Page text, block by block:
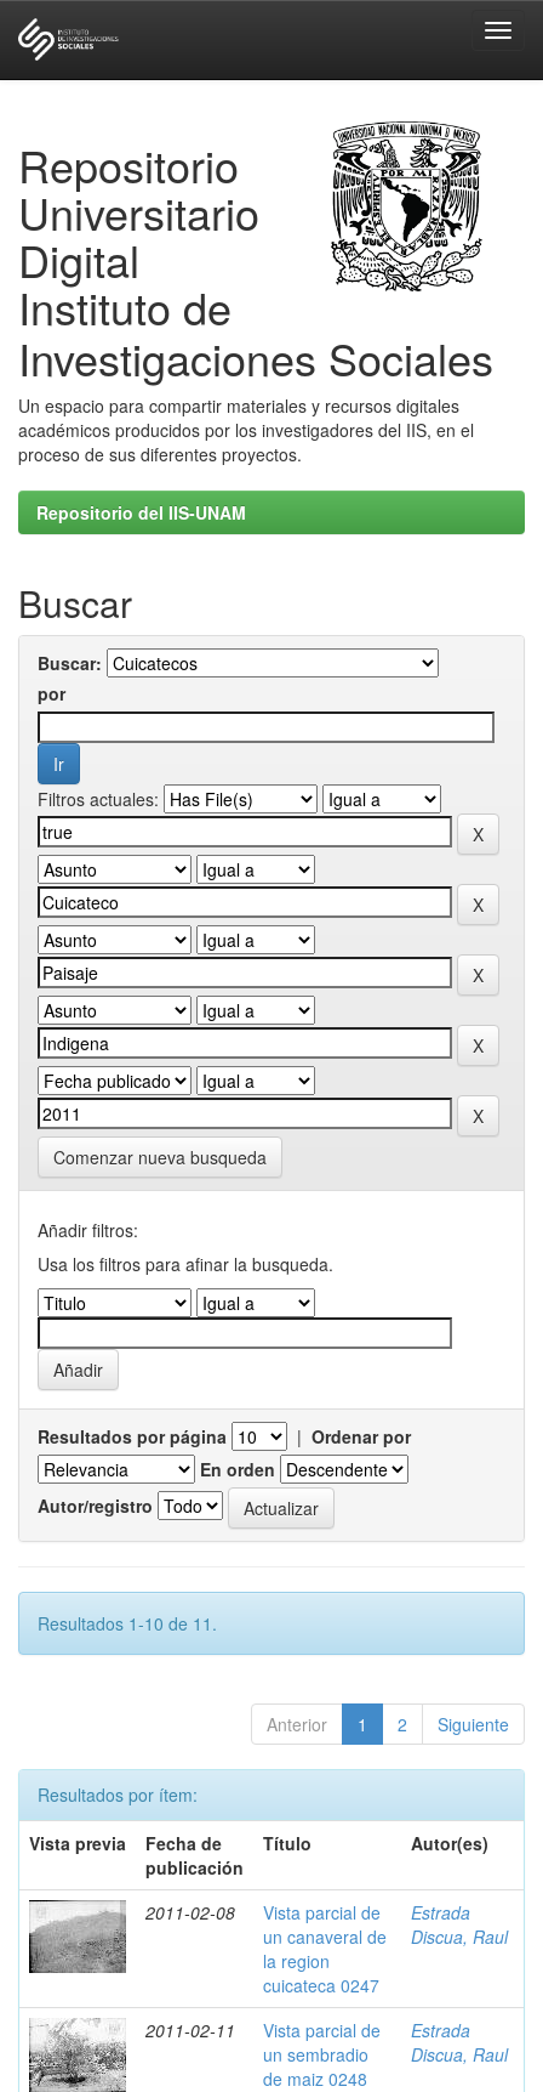
Repositorio
Universitario
Digital
Instituto de
Investigaciones Sociales
Un espacio para compartir materiales y recursos digitales
académicos producidos por los investigadores del IIS, en el
proceso de sus diferentes proyectos.
Repositorio del IIS-UNAM
Buscar
Buscar:
por
Filtros actuales:
Comenzar nueva busqueda
Añadir filtros:
Usa los filtros para afinar la busqueda.
Resultados por página | Ordenar por
En orden
Autor/registro
Resultados 1-10 de 11.
Anterior 1 2 Siguiente
Resultados por ítem:
Vista previa
Fecha de
publicación
Título Autor(es)
2011-02-08
Vista parcial de
un canaveral de
la region
cuicateca 0247
Estrada
Discua, Raul
2011-02-11
Vista parcial de
un sembradio
de maiz 0248
Estrada
Discua, Raul